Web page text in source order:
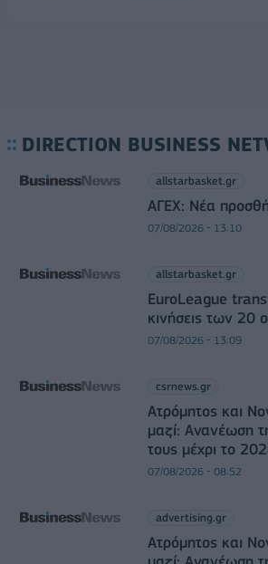
DIRECTION BUSINESS
allstarbasket.gr
ΑΓΕΧ: Νέα
07/08/2026 - 13:10
allstarbasket.gr
EuroLeague
κινήσεις των 20
07/08/2026 - 13:09
csrnews.gr
Ατρόμητος και
μαζί: Ανανέωση
τους μέχρι το
07/08/2026 - 08:52
advertising.gr
Ατρόμητος και